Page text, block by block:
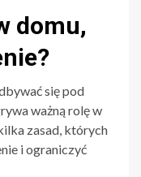
domu,
się pod
ważną rolę w
zasad, których
i ograniczyć